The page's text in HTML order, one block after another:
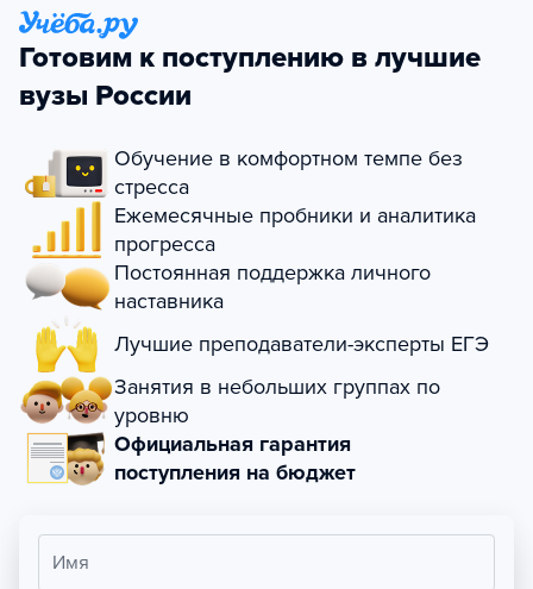
Готовим к поступлению в лучшие
вузы России
Обучение в комфортном темпе без
стресса
Ежемесячные пробники и аналитика
прогресса
Постоянная поддержка личного
наставника
Лучшие преподаватели-эксперты ЕГЭ
Занятия в небольших группах по
уровню
Официальная гарантия
поступления на бюджет
Имя